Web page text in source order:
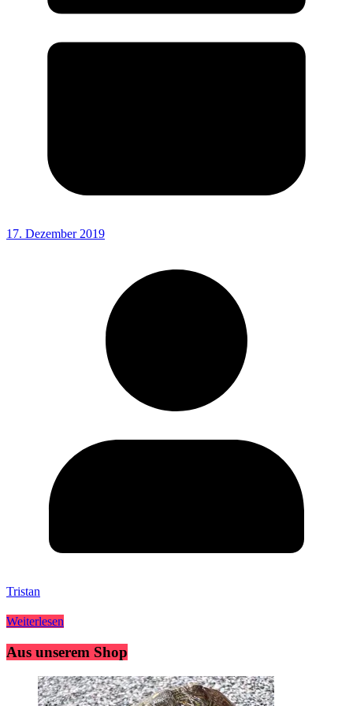
17. Dezember 2019
Tristan
Weiterlesen
Aus unserem Shop